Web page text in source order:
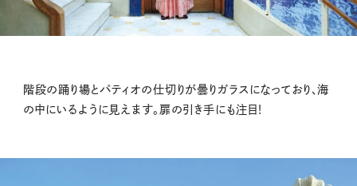
階段の踊り場とパティオの仕切りが曇りガラスになっており、海
の中にいるように見えます。扉の引き手にも注目！